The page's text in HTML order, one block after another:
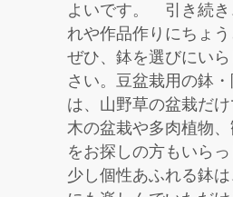
よいです。 引き続き
れや作品作りにちょう
ぜひ、鉢を選びにい
さい。豆盆栽用の鉢
は、山野草の盆栽だ
木の盆栽や多肉植物
をお探しの方もいらっ
少し個性あふれる鉢